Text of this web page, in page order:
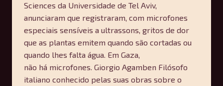
Sciences da Universidade de Tel Aviv,
anunciaram que registraram, com microfones
especiais sensíveis a ultrassons, gritos de dor
que as plantas emitem quando são cortadas ou
quando lhes falta água. Em Gaza,
não há microfones. Giorgio Agamben Filósofo
italiano conhecido pelas suas obras sobre o